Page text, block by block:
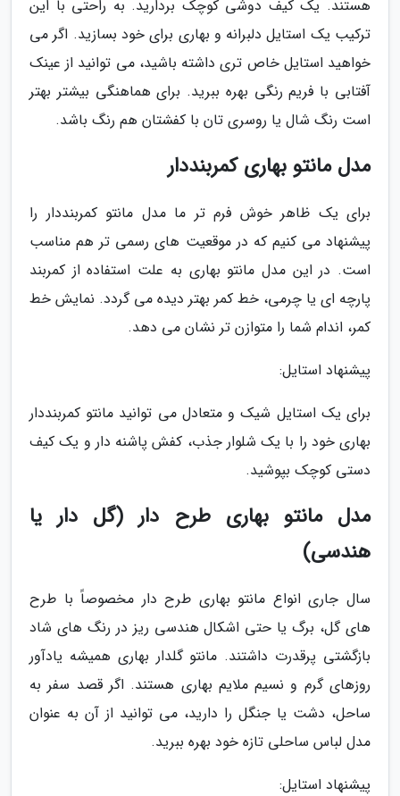
هستند. یک کیف دوشی کوچک بردارید. به راحتی با این
ترکیب یک استایل دلبرانه و بهاری برای خود بسازید. اگر می
خواهید استایل خاص تری داشته باشید، می توانید از عینک
آفتابی با فریم رنگی بهره ببرید. برای هماهنگی بیشتر بهتر
است رنگ شال یا روسری تان با کفشتان هم رنگ باشد.
مدل مانتو بهاری کمربنددار
برای یک ظاهر خوش فرم تر ما مدل مانتو کمربنددار را
پیشنهاد می کنیم که در موقعیت های رسمی تر هم مناسب
است. در این مدل مانتو بهاری به علت استفاده از کمربند
پارچه ای یا چرمی، خط کمر بهتر دیده می گردد. نمایش خط
کمر، اندام شما را متوازن تر نشان می دهد.
پیشنهاد استایل:
برای یک استایل شیک و متعادل می توانید مانتو کمربنددار
بهاری خود را با یک شلوار جذب، کفش پاشنه دار و یک کیف
دستی کوچک بپوشید.
مدل مانتو بهاری طرح دار (گل دار یا
هندسی)
سال جاری انواع مانتو بهاری طرح دار مخصوصاً با طرح
های گل، برگ یا حتی اشکال هندسی ریز در رنگ های شاد
بازگشتی پرقدرت داشتند. مانتو گلدار بهاری همیشه یادآور
روزهای گرم و نسیم ملایم بهاری هستند. اگر قصد سفر به
ساحل، دشت یا جنگل را دارید، می توانید از آن به عنوان
مدل لباس ساحلی تازه خود بهره ببرید.
پیشنهاد استایل: